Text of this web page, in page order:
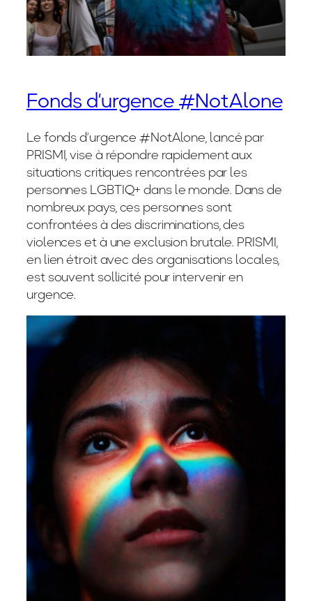
Fonds d’urgence #NotAlone
Le fonds d’urgence #NotAlone, lancé par
PRISMI, vise à répondre rapidement aux
situations critiques rencontrées par les
personnes LGBTIQ+ dans le monde. Dans de
nombreux pays, ces personnes sont
confrontées à des discriminations, des
violences et à une exclusion brutale. PRISMI,
en lien étroit avec des organisations locales,
est souvent sollicité pour intervenir en
urgence.